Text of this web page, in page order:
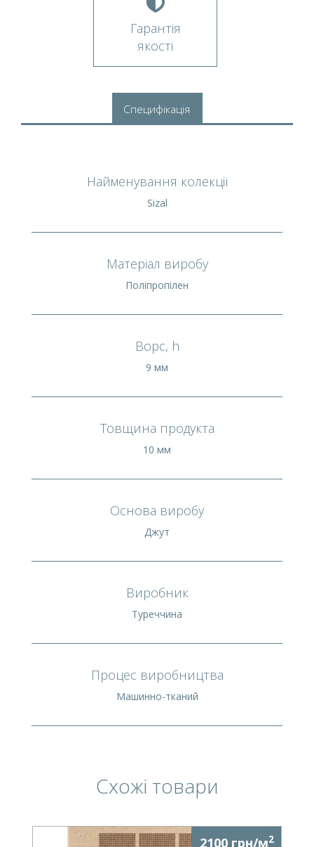
Гарантія
якості
Специфікація
Найменування колекції
Sizal
Матеріал виробу
Поліпропілен
Ворс, h
9 мм
Товщина продукта
10 мм
Основа виробу
Джут
Виробник
Туреччина
Процес виробництва
Машинно-тканий
Схожі товари
2100 грн/м2